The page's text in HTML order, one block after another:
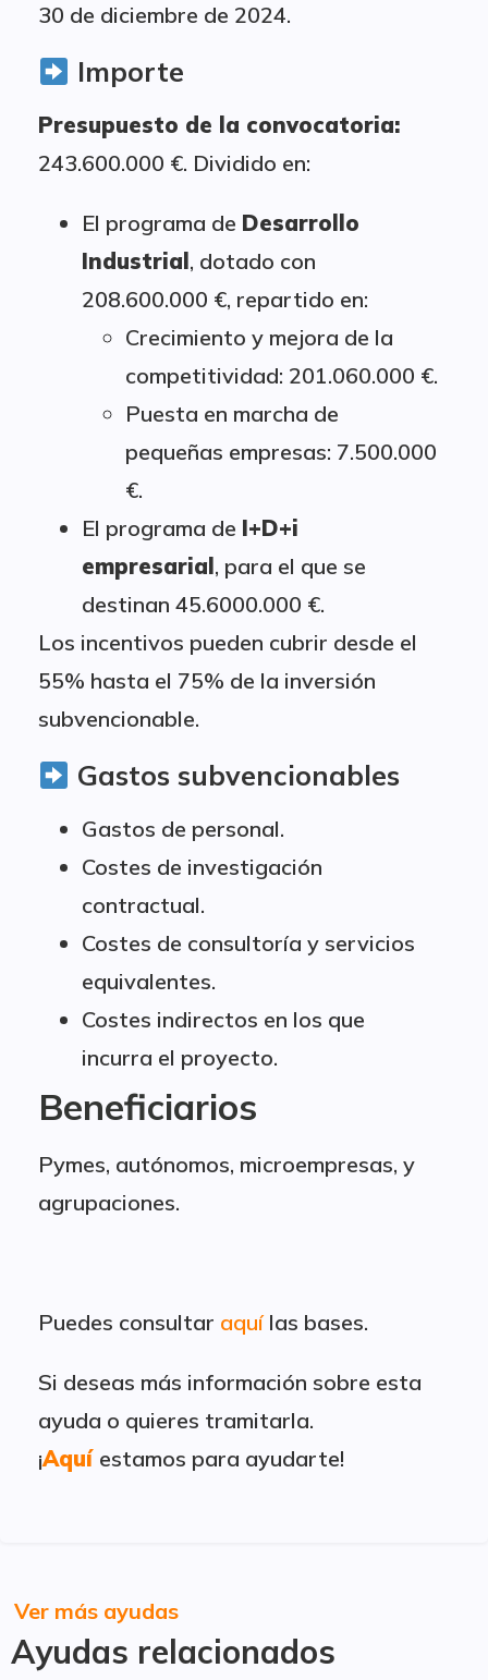
30 de diciembre de 2024.
Importe
Presupuesto de la convocatoria:
243.600.000 €. Dividido en:
El programa de Desarrollo
Industrial, dotado con
208.600.000 €, repartido en:
Crecimiento y mejora de la
competitividad: 201.060.000 €.
Puesta en marcha de
pequeñas empresas: 7.500.000
€.
El programa de I+D+i
empresarial, para el que se
destinan 45.6000.000 €.
Los incentivos pueden cubrir desde el
55% hasta el 75% de la inversión
subvencionable.
Gastos subvencionables
Gastos de personal.
Costes de investigación
contractual.
Costes de consultoría y servicios
equivalentes.
Costes indirectos en los que
incurra el proyecto.
Beneficiarios
Pymes, autónomos, microempresas, y
agrupaciones.
Puedes consultar aquílas bases.
Si deseas más información sobre esta
ayuda o quieres tramitarla.
¡Aquí estamos para ayudarte!
Ayudas relacionados
Ver más ayudas